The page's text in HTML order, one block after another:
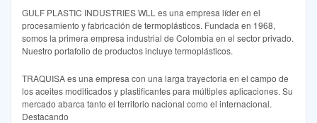
GULF PLASTIC INDUSTRIES WLL es una empresa líder en el
procesamiento y fabricación de termoplásticos. Fundada en 1968,
somos la primera empresa industrial de Colombia en el sector privado.
Nuestro portafolio de productos incluye termoplásticos.
TRAQUISA es una empresa con una larga trayectoria en el campo de
los aceites modificados y plastificantes para múltiples aplicaciones. Su
mercado abarca tanto el territorio nacional como el internacional.
Destacando